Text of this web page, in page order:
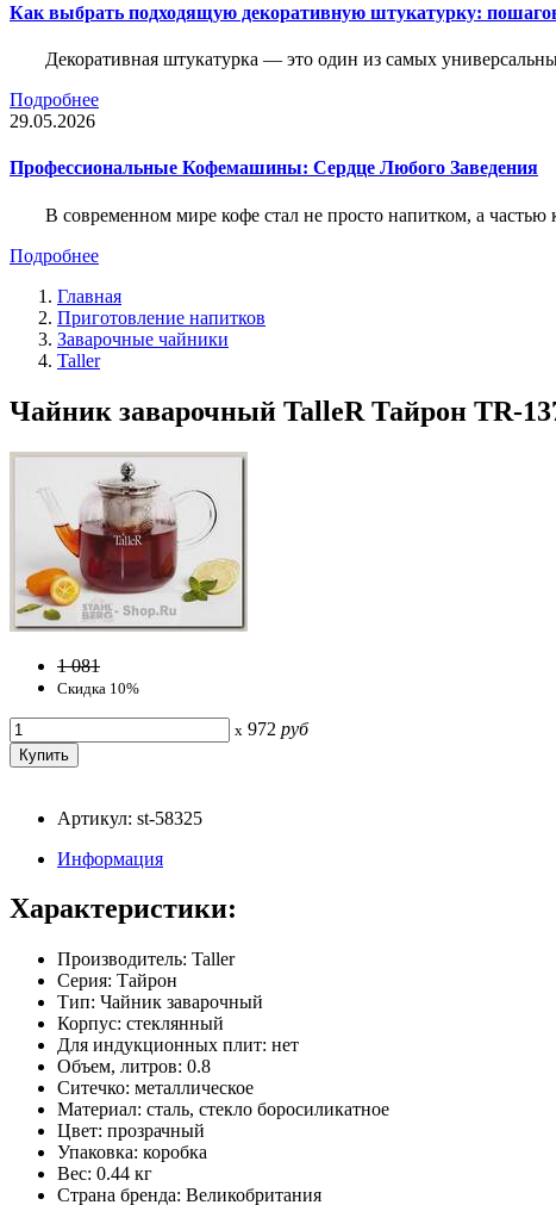
Как выбрать подходящую декоративную штукатурку:
Декоративная штукатурка — это один из самых
Подробнее
29.05.2026
Профессиональные Кофемашины: Сердце Любого Заведения
В современном мире кофе стал не просто напитком, а частью
Подробнее
Главная
Приготовление напитков
Заварочные чайники
Taller
Чайник заварочный TalleR Тайрон TR-
1 081
Скидка 10%
x 972 руб
Артикул: st-58325
Информация
Характеристики:
Производитель: Taller
Серия: Тайрон
Тип: Чайник заварочный
Корпус: стеклянный
Для индукционных плит: нет
Объем, литров: 0.8
Ситечко: металлическое
Материал: сталь, стекло боросиликатное
Цвет: прозрачный
Упаковка: коробка
Вес: 0.44 кг
Страна бренда: Великобритания